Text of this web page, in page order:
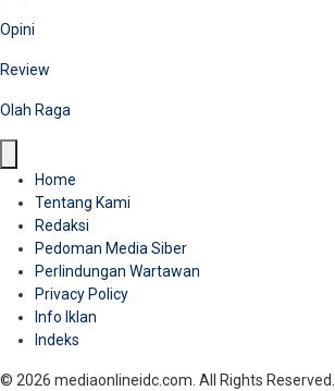
Opini
Review
Olah Raga
Home
Tentang Kami
Redaksi
Pedoman Media Siber
Perlindungan Wartawan
Privacy Policy
Info Iklan
Indeks
© 2026 mediaonlineidc.com. All Rights Reserved.